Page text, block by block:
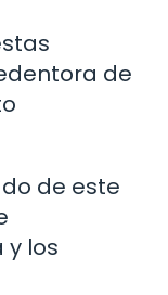
de
de este
y los